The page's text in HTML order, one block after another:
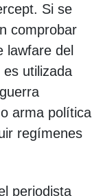
Si se
comprobar
lawfare del
utilizada
arma política
regímenes
periodista